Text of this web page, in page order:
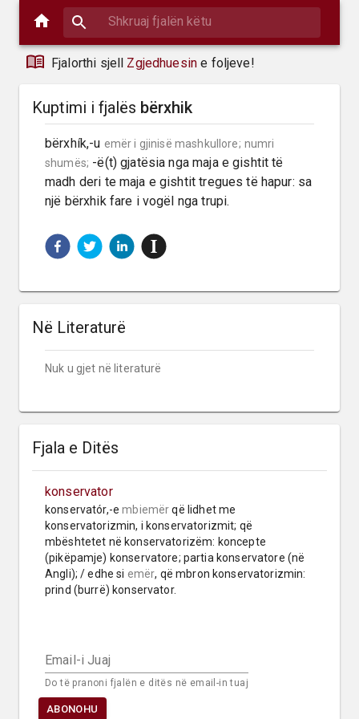
Fjalorthi sjell Zgjedhuesin e foljeve!
Kuptimi i fjalës bërxhik
bërxhík,-u emër i gjinisë mashkullore; numri
shumës; -ë(t) gjatësia nga maja e gishtit të
madh deri te maja e gishtit tregues të hapur: sa
një bërxhik fare i vogël nga trupi.
Në Literaturë
Nuk u gjet në literaturë
Fjala e Ditës
konservator
konservatór,-e mbiemër që lidhet me
konservatorizmin, i konservatorizmit; që
mbështetet në konservatorizëm: koncepte
(pikëpamje) konservatore; partia konservatore (në
Angli); / edhe si emër, që mbron konservatorizmin:
prind (burrë) konservator.
Email-i Juaj
Do të pranoni fjalën e ditës në email-in tuaj
ABONOHU